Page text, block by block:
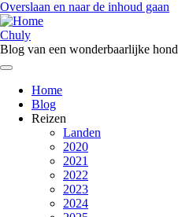
Overslaan en naar de inhoud gaan
Chuly
Blog van een wonderbaarlijke hond
Menú
principal
Home
Blog
Reizen
Landen
2020
2021
2022
2023
2024